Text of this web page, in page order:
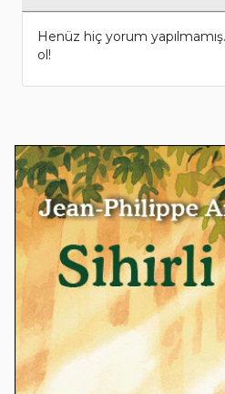
Henüz hiç yorum
ol!